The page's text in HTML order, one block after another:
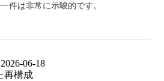
件は非常に示唆的です。
06-18
再構成